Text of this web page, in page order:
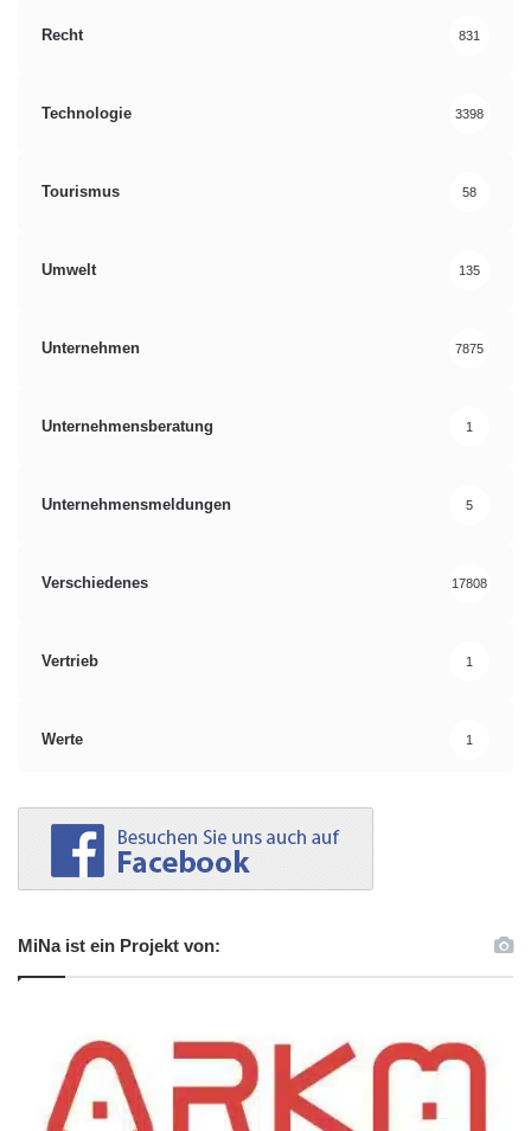
Recht 831
Technologie 3398
Tourismus 58
Umwelt 135
Unternehmen 7875
Unternehmensberatung 1
Unternehmensmeldungen 5
Verschiedenes 17808
Vertrieb 1
Werte 1
MiNa ist ein Projekt von: